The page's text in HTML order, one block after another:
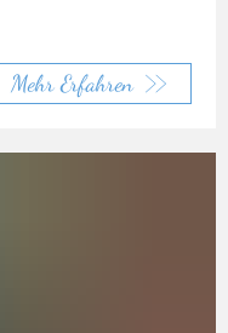
Mehr Erfahren